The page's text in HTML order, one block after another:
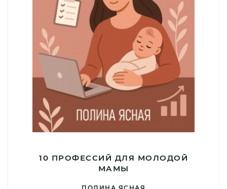
10 ПРОФЕССИЙ ДЛЯ МОЛОДОЙ
МАМЫ